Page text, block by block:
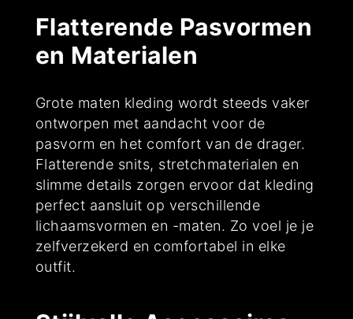
Flatterende Pasvormen
en Materialen
Grote maten kleding wordt steeds vaker
ontworpen met aandacht voor de
pasvorm en het comfort van de drager.
Flatterende snits, stretchmaterialen en
slimme details zorgen ervoor dat kleding
perfect aansluit op verschillende
lichaamsvormen en -maten. Zo voel je je
zelfverzekerd en comfortabel in elke
outfit.